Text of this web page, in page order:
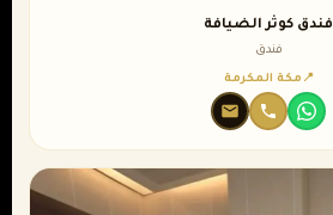
فندق كوثر الضيافة
فندق
مكة المكرمة